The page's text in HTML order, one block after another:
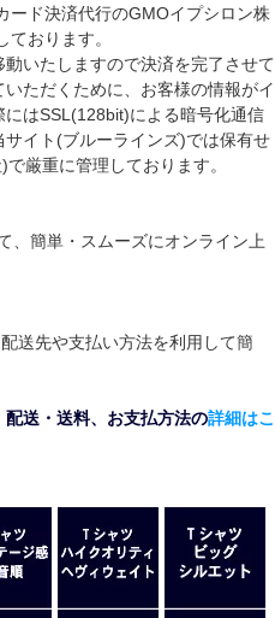
ード決済代行のGMOイプシロン株
おります。
いたしますので決済を完了させて
ただくために、お客様の情報がイ
はSSL(128bit)による暗号化通信
イト(ブルーラインズ)では保有せ
厳重に管理しております。
、簡単・スムーズにオンライン上
送先や支払い方法を利用して簡
配送・送料、お支払方法の詳細はこ